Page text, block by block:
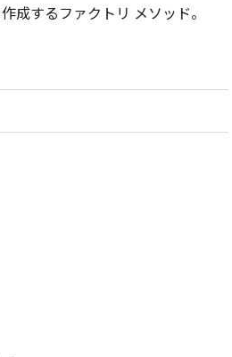
成するファクトリ メソッド。